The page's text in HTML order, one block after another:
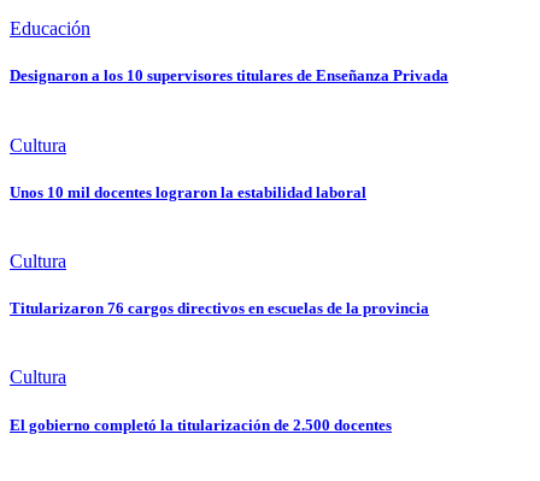
Educación
Designaron a los 10 supervisores titulares de Enseñanza Privada
Cultura
Unos 10 mil docentes lograron la estabilidad laboral
Cultura
Titularizaron 76 cargos directivos en escuelas de la provincia
Cultura
El gobierno completó la titularización de 2.500 docentes